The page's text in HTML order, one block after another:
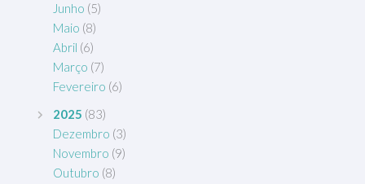
Junho (5)
Maio (8)
Abril (6)
Março (7)
Fevereiro (6)
2025 (83)
Dezembro (3)
Novembro (9)
Outubro (8)